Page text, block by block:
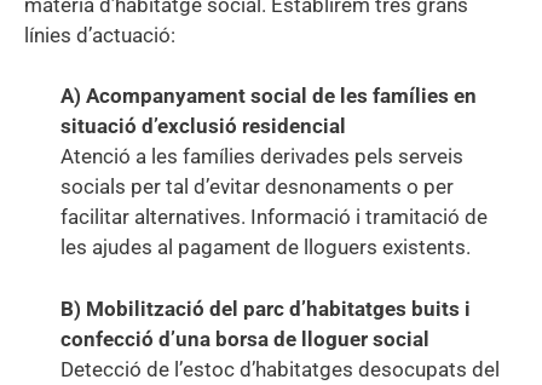
línies d’actuació:
A) Acompanyament social de les famílies en
situació d’exclusió residencial
Atenció a les famílies derivades pels serveis
socials per tal d’evitar desnonaments o per
facilitar alternatives. Informació i tramitació de
les ajudes al pagament de lloguers existents.
B) Mobilització del parc d’habitatges buits i
confecció d’una borsa de lloguer social
Detecció de l’estoc d’habitatges desocupats del